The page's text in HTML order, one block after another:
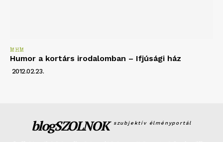
MHM
Humor a kortárs irodalomban – Ifjúsági ház
2012.02.23.
blogSZOLNOK szubjektív élményportál